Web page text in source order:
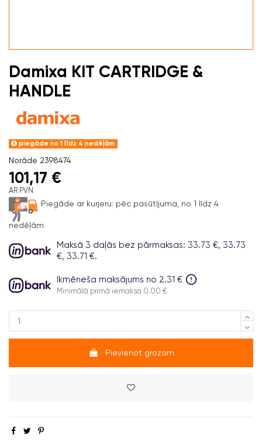
Damixa KIT CARTRIDGE &
HANDLE
piegāde no 1 līdz 4 nedēļām
Norāde 2398474
101,17 €
AR PVN
Piegāde ar kurjeru: pēc pasūtījuma, no 1 līdz 4
nedēļām
Maksā 3 daļās bez pārmaksas: 33.73 €, 33.73
€, 33.71 €.
Ikmēneša maksājums no 2.31 €
Minimālā pirmā iemaksa 0.00 €
Pievienot grozam